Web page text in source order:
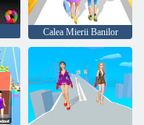
Calea Mierii Banilor